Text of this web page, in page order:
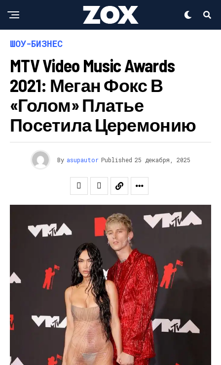
ШОУ-БИЗНЕС
MTV Video Music Awards
2021: Меган Фокс В
«голом» Платье
Посетила Церемонию
By asupautor Published 25 декабря, 2025